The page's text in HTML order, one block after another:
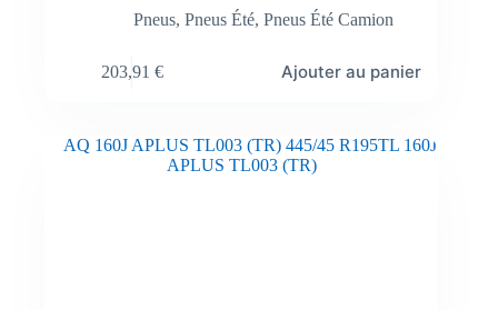
Pneus,Pneus Été,Pneus Été Camion
203,91 € Ajouter au panier